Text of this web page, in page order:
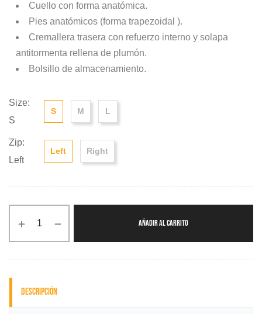
Cuello con forma anatómica.
Pies anatómicos (forma trapezoidal ).
Cremallera trasera con refuerzo interno y solapa
antitormenta rellena de plumón.
Bolsillo de almacenamiento.
Size:
S
S M L
Zip:
Left
Left Right
AÑADIR AL CARRITO
Descripción